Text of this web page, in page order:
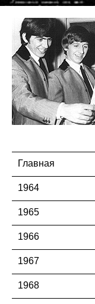
Главная
1964
1965
1966
1967
1968